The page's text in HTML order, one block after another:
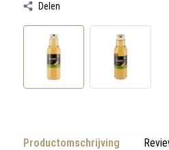
Delen
Productomschrijving